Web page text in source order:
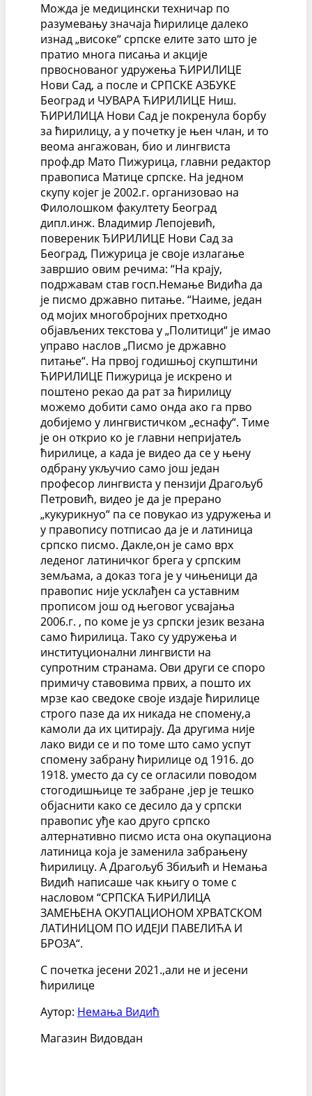
Можда је медицински техничар по
разумевању значаја ћирилице далеко
изнад „високе“ српске елите зато што је
пратио многа писања и акције
првоснованог удружења ЋИРИЛИЦЕ
Нови Сад, а после и СРПСКЕ АЗБУКЕ
Београд и ЧУВАРА ЋИРИЛИЦЕ Ниш.
ЋИРИЛИЦА Нови Сад је покренула борбу
за ћирилицу, а у почетку је њен члан, и то
веома ангажован, био и лингвиста
проф.др Мато Пижурица, главни редактор
правописа Матице српске. На једном
скупу којег је 2002.г. организовао на
Филолошком факултету Београд
дипл.инж. Владимир Лепојевић,
повереник ЂИРИЛИЦЕ Нови Сад за
Београд, Пижурица је своје излагање
завршио овим речима: “На крају,
подржавам став госп.Немање Видића да
је писмо државно питање. “Наиме, један
од мојих многобројних претходно
објављених текстова у „Политици“ је имао
управо наслов „Писмо је државно
питање“. На првој годишњој скупштини
ЋИРИЛИЦЕ Пижурица је искрено и
поштено рекао да рат за ћирилицу
можемо добити само онда ако га прво
добијемо у лингвистичком „еснафу“. Тиме
је он открио ко је главни непријатељ
ћирилице, а када је видео да се у њену
одбрану укључио само још један
професор лингвиста у пензији Драгољуб
Петровић, видео је да је прерано
„кукурикнуо“ па се повукао из удружења и
у правопису потписао да је и латиница
српско писмо. Дакле,он је само врх
леденог латиничког брега у српским
земљама, а доказ тога је у чињеници да
правопис није усклађен са уставним
прописом још од његовог усвајања
2006.г. , по коме је уз српски језик везана
само ћирилица. Тако су удружења и
институционални лингвисти на
супротним странама. Ови други се споро
примичу ставовима првих, а пошто их
мрзе као сведоке своје издаје ћирилице
строго пазе да их никада не спомену,а
камоли да их цитирају. Да другима није
лако види се и по томе што само успут
спомену забрану ћирилице од 1916. до
1918. уместо да су се огласили поводом
стогодишњице те забране ,јер је тешко
објаснити како се десило да у српски
правопис уђе као друго српско
алтернативно писмо иста она окупациона
латиница која је заменила забрањену
ћирилицу. А Драгољуб Збиљић и Немања
Видић написаше чак књигу о томе с
насловом “СРПСКА ЋИРИЛИЦА
ЗАМЕЊЕНА ОКУПАЦИОНОМ ХРВАТСКОМ
ЛАТИНИЦОМ ПО ИДЕЈИ ПАВЕЛИЋА И
БРОЗА“.
С почетка јесени 2021.,али не и јесени
ћирилице
Аутор: Немања Видић
Магазин Видовдан